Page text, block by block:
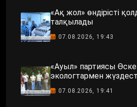
«Ақ жол» өндірісті
талқылады
07.08.2026, 19:43
«Ауыл» партиясы
экологтармен
07.08.2026, 19:41